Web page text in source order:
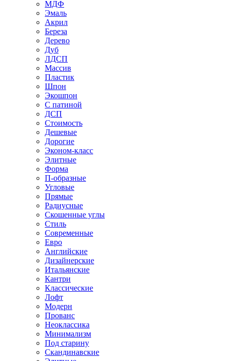
МДФ
Эмаль
Акрил
Береза
Дерево
Дуб
ЛДСП
Массив
Пластик
Шпон
Экошпон
С патиной
ДСП
Стоимость
Дешевые
Дорогие
Эконом-класс
Элитные
Форма
П-образные
Угловые
Прямые
Радиусные
Скошенные углы
Стиль
Современные
Евро
Английские
Дизайнерские
Итальянские
Кантри
Классические
Лофт
Модерн
Прованс
Неоклассика
Минимализм
Под старину
Скандинавские